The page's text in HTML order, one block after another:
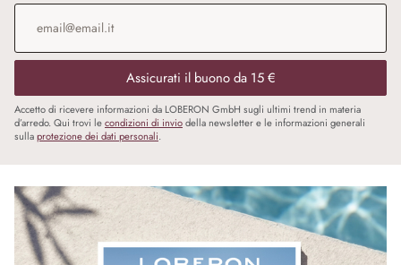
Indirizzo e-mail*
Assicurati il buono da 15 €
Accetto di ricevere informazioni da LOBERON GmbH sugli ultimi trend in materia
d’arredo. Qui trovi lecondizioni di inviodella newsletter e le informazioni generali
sullaprotezione dei dati personali.